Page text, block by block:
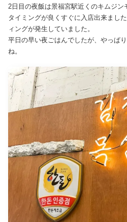
2日目の夜飯は景福宮駅近くのキムジン
タイミングが良くすぐに入店出来まし
ィングが発生していました。
平日の早い夜ごはんでしたが、やっぱ
ね。